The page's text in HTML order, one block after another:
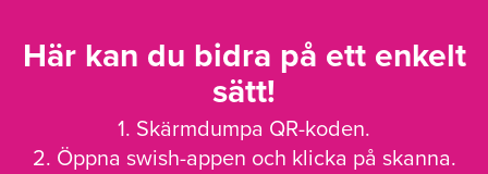
Här kan du bidra på ett enkelt
sätt!
1. Skärmdumpa QR-koden.
2. Öppna swish-appen och klicka på skanna.